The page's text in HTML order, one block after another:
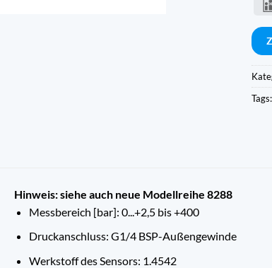
Tags:
Hinweis: siehe auch neue Modellreihe 8288
Messbereich [bar]: 0...+2,5 bis +400
Druckanschluss: G1/4 BSP-Außengewinde
Werkstoff des Sensors: 1.4542